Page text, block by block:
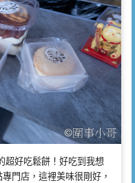
超好吃鬆餅！好吃到我想
門店，這裡美味很剛好，